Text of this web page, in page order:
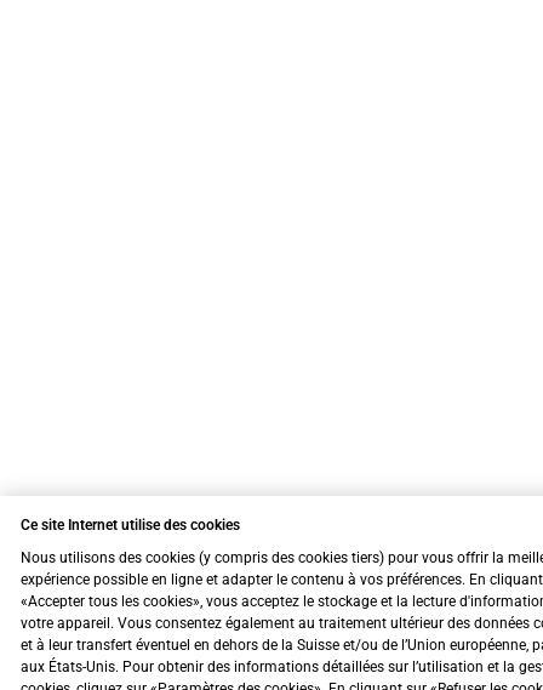
Ce site Internet utilise des cookies
Nous utilisons des cookies (y compris des cookies tiers) pour vous offrir la
expérience possible en ligne et adapter le contenu à vos préférences. En
«Accepter tous les cookies», vous acceptez le stockage et la lecture
votre appareil. Vous consentez également au traitement ultérieur des données
et à leur transfert éventuel en dehors de la Suisse et/ou de l’Union européenne,
aux États-Unis. Pour obtenir des informations détaillées sur l’utilisation et la